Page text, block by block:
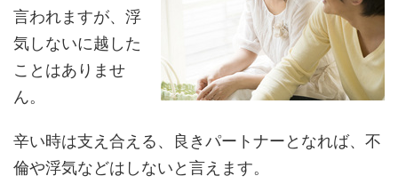
言われますが、浮
気しないに越した
ことはありませ
ん。
辛い時は支え合える、良きパートナーとなれば、不
倫や浮気などはしないと言えます。